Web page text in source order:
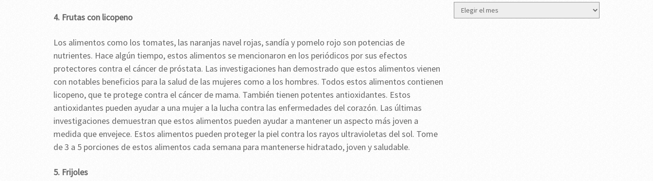
4. Frutas con licopeno
Los alimentos como los tomates, las naranjas navel rojas, sandía y pomelo rojo son potencias de
nutrientes. Hace algún tiempo, estos alimentos se mencionaron en los periódicos por sus efectos
protectores contra el cáncer de próstata. Las investigaciones han demostrado que estos alimentos vienen
con notables beneficios para la salud de las mujeres como a los hombres. Todos estos alimentos contienen
licopeno, que te protege contra el cáncer de mama. También tienen potentes antioxidantes. Estos
antioxidantes pueden ayudar a una mujer a la lucha contra las enfermedades del corazón. Las últimas
investigaciones demuestran que estos alimentos pueden ayudar a mantener un aspecto más joven a
medida que envejece. Estos alimentos pueden proteger la piel contra los rayos ultravioletas del sol. Tome
de 3 a 5 porciones de estos alimentos cada semana para mantenerse hidratado, joven y saludable.
5. Frijoles
Archivos